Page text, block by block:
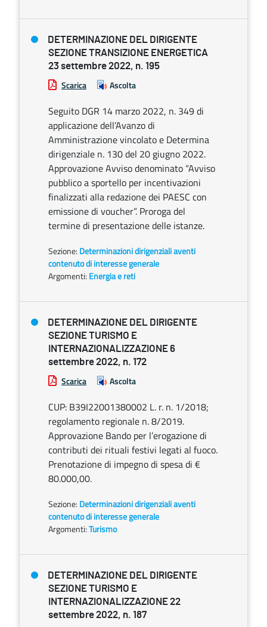
DETERMINAZIONE DEL DIRIGENTE
SEZIONE TRANSIZIONE ENERGETICA
23 settembre 2022, n. 195
Scarica Ascolta
Seguito DGR 14 marzo 2022, n. 349 di
applicazione dell’Avanzo di
Amministrazione vincolato e Determina
dirigenziale n. 130 del 20 giugno 2022.
Approvazione Avviso denominato “Avviso
pubblico a sportello per incentivazioni
finalizzati alla redazione dei PAESC con
emissione di voucher”. Proroga del
termine di presentazione delle istanze.
Sezione: Determinazioni dirigenziali aventi
contenuto di interesse generale
Argomenti: Energia e reti
DETERMINAZIONE DEL DIRIGENTE
SEZIONE TURISMO E
INTERNAZIONALIZZAZIONE 6
settembre 2022, n. 172
Scarica Ascolta
CUP: B39I22001380002 L. r. n. 1/2018;
regolamento regionale n. 8/2019.
Approvazione Bando per l’erogazione di
contributi dei rituali festivi legati al fuoco.
Prenotazione di impegno di spesa di €
80.000,00.
Sezione: Determinazioni dirigenziali aventi
contenuto di interesse generale
Argomenti:Turismo
DETERMINAZIONE DEL DIRIGENTE
SEZIONE TURISMO E
INTERNAZIONALIZZAZIONE 22
settembre 2022, n. 187